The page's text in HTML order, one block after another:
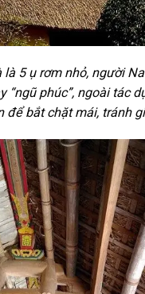
là 5 ụ rơm nhỏ, người
“ngũ phúc”, ngoài tác
để bắt chặt mái, tránh